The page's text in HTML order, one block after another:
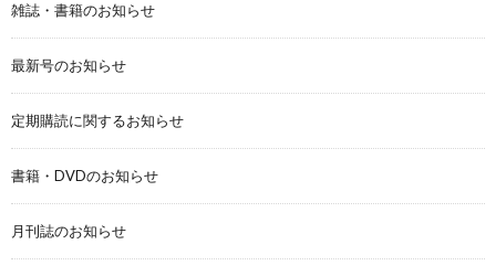
雑誌・書籍のお知らせ
最新号のお知らせ
定期購読に関するお知らせ
書籍・DVDのお知らせ
月刊誌のお知らせ